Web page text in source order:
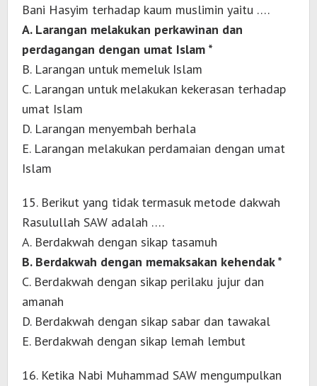
Bani Hasyim terhadap kaum muslimin yaitu ….
A. Larangan melakukan perkawinan dan
perdagangan dengan umat Islam *
B. Larangan untuk memeluk Islam
C. Larangan untuk melakukan kekerasan terhadap
umat Islam
D. Larangan menyembah berhala
E. Larangan melakukan perdamaian dengan umat
Islam
15. Berikut yang tidak termasuk metode dakwah
Rasulullah SAW adalah ….
A. Berdakwah dengan sikap tasamuh
B. Berdakwah dengan memaksakan kehendak *
C. Berdakwah dengan sikap perilaku jujur dan
amanah
D. Berdakwah dengan sikap sabar dan tawakal
E. Berdakwah dengan sikap lemah lembut
16. Ketika Nabi Muhammad SAW mengumpulkan